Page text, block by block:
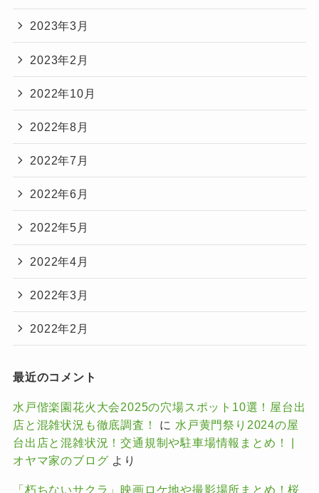
2023年3月
2023年2月
2022年10月
2022年8月
2022年7月
2022年6月
2022年5月
2022年4月
2022年3月
2022年2月
最近のコメント
水戸偕楽園花火大会2025の穴場スポット10選！屋台出
店と混雑状況も徹底調査！
に 水戸黄門祭り2024の屋
台出店と混雑状況！交通規制や駐車場情報まとめ！ |
オヤマ家のブログ より
「朽ちないサクラ」映画ロケ地や撮影場所まとめ！桜